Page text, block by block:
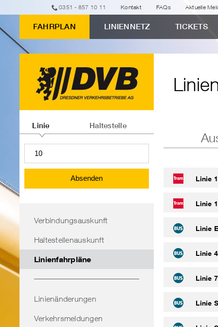
Verbindungssuche
Linienfahrpläne
"Linienfahrpläne"
0351 - 857 10 11 Kontakt FAQs Aktuelle
FAHRPLAN LINIENNETZ TICKETS
oder
Haltestelleninformationen
abfragen
Linie Haltestelle
Absenden
Verbindungsauskunft
Haltestellenauskunft
Linienfahrpläne
Linienänderungen
Verkehrsmeldungen
Linie
Linie
Linie
Linie
Linie
Linie